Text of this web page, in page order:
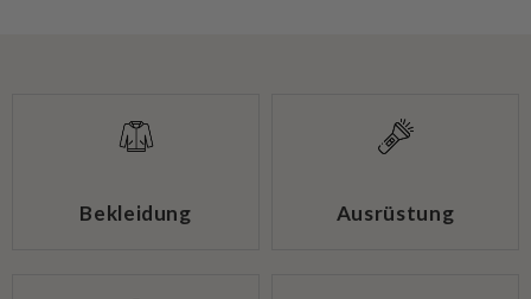
Bekleidung Ausrüstung